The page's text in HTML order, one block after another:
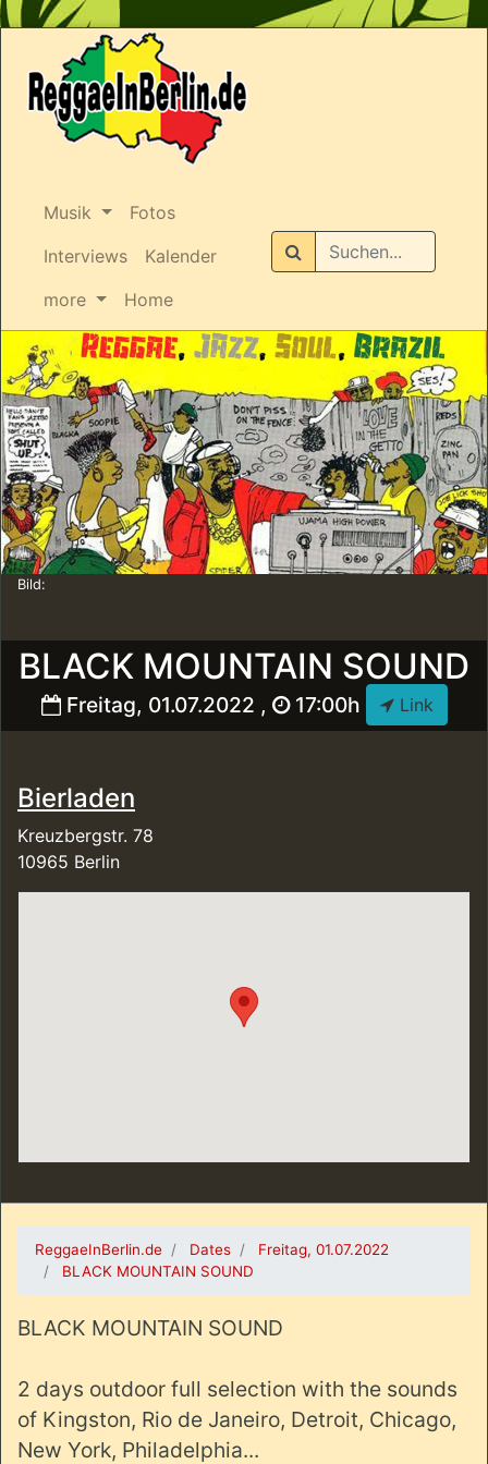
Musik
Fotos
Interviews
Kalender
more
Home
Suchen
BLACK MOUNTAIN SOUND
Freitag, 01.07.2022 , 17:00h Link
Bild:
Bierladen
Kreuzbergstr. 78
10965 Berlin
ReggaeInBerlin.de Dates
Freitag, 01.07.2022
BLACK MOUNTAIN SOUND
BLACK MOUNTAIN SOUND
2 days outdoor full selection with the sounds
of Kingston, Rio de Janeiro, Detroit, Chicago,
New York, Philadelphia...